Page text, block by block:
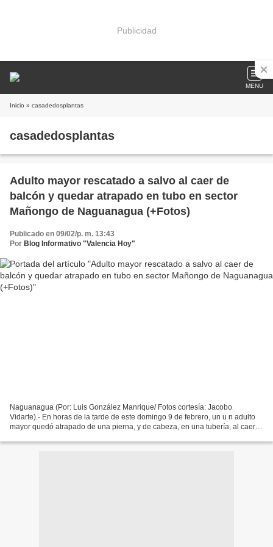
Publicidad
MENU
Inicio » casadedosplantas
casadedosplantas
Adulto mayor rescatado a salvo al caer de
balcón y quedar atrapado en tubo en sector
Mañongo de Naguanagua (+Fotos)
Publicado en 09/02/p. m. 13:43
Por Blog Informativo "Valencia Hoy"
Naguanagua (Por: Luis González Manrique/ Fotos cortesía: Jacobo
Vidarte).- En horas de la tarde de este domingo 9 de febrero, un u n adulto
mayor quedó atrapado de una pierna, y de cabeza, en una tubería, al caer